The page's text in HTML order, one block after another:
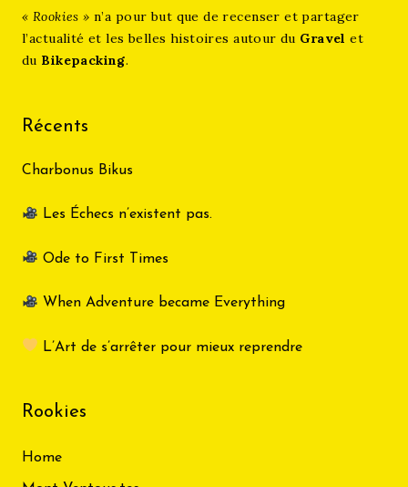
« Rookies »n’a pour but que de recenser et partager
l’actualité et les belles histoires autour du Gravel et
du Bikepacking.
Récents
Charbonus Bikus
Les Échecs n’existent pas.
Ode to First Times
When Adventure became Everything
L’Art de s’arrêter pour mieux reprendre
Rookies
Home